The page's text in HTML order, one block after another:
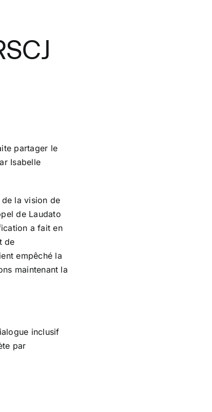
partager le
Isabelle
de la vision de
de Laudato
a fait en
de
empêché la
maintenant la
inclusif
par